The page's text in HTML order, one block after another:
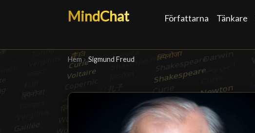
MindChat Författarna Tänkare
Hem › Sigmund Freud